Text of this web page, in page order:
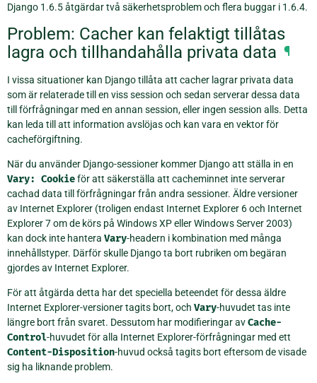
Django 1.6.5 åtgärdar två säkerhetsproblem och flera buggar i 1.6.4.
Problem: Cacher kan felaktigt tillåtas
lagra och tillhandahålla privata data ¶
I vissa situationer kan Django tillåta att cacher lagrar privata data
som är relaterade till en viss session och sedan serverar dessa data
till förfrågningar med en annan session, eller ingen session alls. Detta
kan leda till att information avslöjas och kan vara en vektor för
cacheförgiftning.
När du använder Django-sessioner kommer Django att ställa in en
Vary: Cookieför att säkerställa att cacheminnet inte serverar
cachad data till förfrågningar från andra sessioner. Äldre versioner
av Internet Explorer (troligen endast Internet Explorer 6 och Internet
Explorer 7 om de körs på Windows XP eller Windows Server 2003)
kan dock inte hantera Vary-headern i kombination med många
innehållstyper. Därför skulle Django ta bort rubriken om begäran
gjordes av Internet Explorer.
För att åtgärda detta har det speciella beteendet för dessa äldre
Internet Explorer-versioner tagits bort, och Vary-huvudet tas inte
längre bort från svaret. Dessutom har modifieringar avCache-
Control-huvudet för alla Internet Explorer-förfrågningar med ett
Content-Disposition-huvud också tagits bort eftersom de visade
sig ha liknande problem.